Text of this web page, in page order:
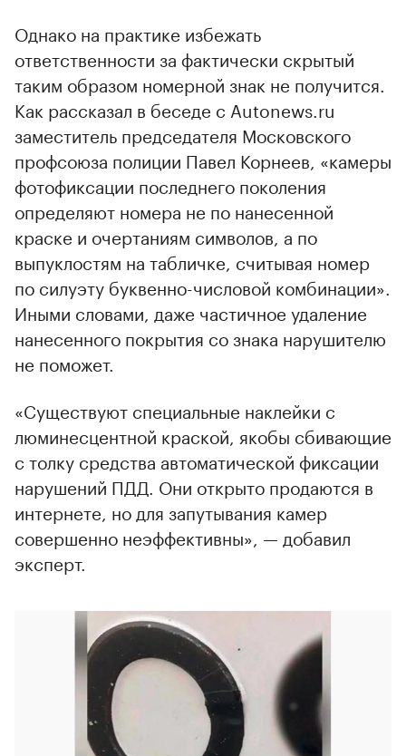
Однако на практике избежать
ответственности за фактически скрытый
таким образом номерной знак не получится.
Как рассказал в беседе с Autonews.ru
заместитель председателя Московского
профсоюза полиции Павел Корнеев, «камеры
фотофиксации последнего поколения
определяют номера не по нанесенной
краске и очертаниям символов, а по
выпуклостям на табличке, считывая номер
по силуэту буквенно-числовой комбинации».
Иными словами, даже частичное удаление
нанесенного покрытия со знака нарушителю
не поможет.
«Существуют специальные наклейки с
люминесцентной краской, якобы сбивающие
с толку средства автоматической фиксации
нарушений ПДД. Они открыто продаются в
интернете, но для запутывания камер
совершенно неэффективны», — добавил
эксперт.